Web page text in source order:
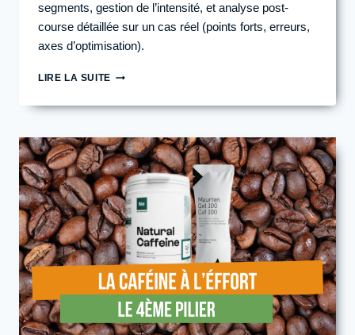
segments, gestion de l’intensité, et analyse post-
course détaillée sur un cas réel (points forts, erreurs,
axes d’optimisation).
LIRE LA SUITESTRATÉGIE
EN
COMMENT
GÉRER
L’INTENSITÉ
POUR
VISER
TA
MEILLEURE
PERFORMANCE